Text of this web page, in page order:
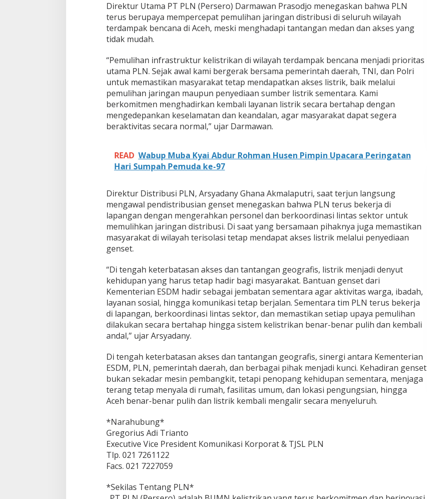
Direktur Utama PT PLN (Persero) Darmawan Prasodjo menegaskan bahwa PLN
terus berupaya mempercepat pemulihan jaringan distribusi di seluruh wilayah
terdampak bencana di Aceh, meski menghadapi tantangan medan dan akses yang
tidak mudah.
“Pemulihan infrastruktur kelistrikan di wilayah terdampak bencana menjadi prioritas
utama PLN. Sejak awal kami bergerak bersama pemerintah daerah, TNI, dan Polri
untuk memastikan masyarakat tetap mendapatkan akses listrik, baik melalui
pemulihan jaringan maupun penyediaan sumber listrik sementara. Kami
berkomitmen menghadirkan kembali layanan listrik secara bertahap dengan
mengedepankan keselamatan dan keandalan, agar masyarakat dapat segera
beraktivitas secara normal,” ujar Darmawan.
READ Wabup Muba Kyai Abdur Rohman Husen Pimpin Upacara Peringatan
Hari Sumpah Pemuda ke-97
Direktur Distribusi PLN, Arsyadany Ghana Akmalaputri, saat terjun langsung
mengawal pendistribusian genset menegaskan bahwa PLN terus bekerja di
lapangan dengan mengerahkan personel dan berkoordinasi lintas sektor untuk
memulihkan jaringan distribusi. Di saat yang bersamaan pihaknya juga memastikan
masyarakat di wilayah terisolasi tetap mendapat akses listrik melalui penyediaan
genset.
“Di tengah keterbatasan akses dan tantangan geografis, listrik menjadi denyut
kehidupan yang harus tetap hadir bagi masyarakat. Bantuan genset dari
Kementerian ESDM hadir sebagai jembatan sementara agar aktivitas warga, ibadah,
layanan sosial, hingga komunikasi tetap berjalan. Sementara tim PLN terus bekerja
di lapangan, berkoordinasi lintas sektor, dan memastikan setiap upaya pemulihan
dilakukan secara bertahap hingga sistem kelistrikan benar-benar pulih dan kembali
andal,” ujar Arsyadany.
Di tengah keterbatasan akses dan tantangan geografis, sinergi antara Kementerian
ESDM, PLN, pemerintah daerah, dan berbagai pihak menjadi kunci. Kehadiran genset
bukan sekadar mesin pembangkit, tetapi penopang kehidupan sementara, menjaga
terang tetap menyala di rumah, fasilitas umum, dan lokasi pengungsian, hingga
Aceh benar-benar pulih dan listrik kembali mengalir secara menyeluruh.
*Narahubung*
Gregorius Adi Trianto
Executive Vice President Komunikasi Korporat & TJSL PLN
Tlp. 021 7261122
Facs. 021 7227059
*Sekilas Tentang PLN*